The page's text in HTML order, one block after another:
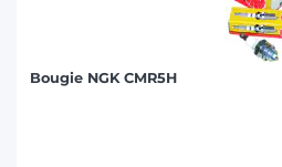
Bougie NGK CMR5H